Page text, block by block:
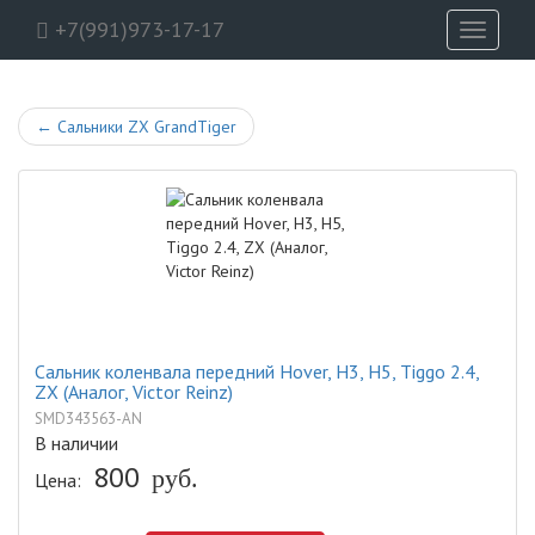
+7(991)973-17-17
Toggle
← Сальники ZX GrandTiger
Сальник коленвала передний Hover, H3, H5, Tiggo 2.4,
ZX (Аналог, Victor Reinz)
SMD343563-AN
В наличии
Цена:
800 руб.